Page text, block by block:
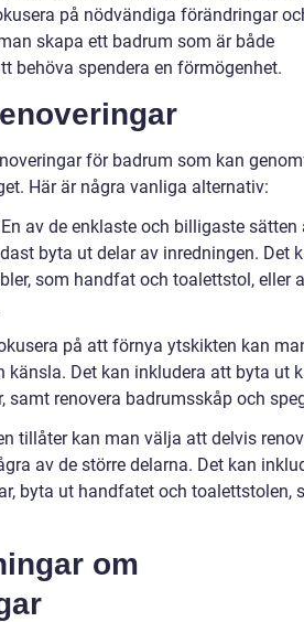
på nödvändiga förändringar
skapa ett badrum som är både
behöva spendera en förmögenhet.
för badrum som kan
Här är några vanliga alternativ:
av de enklaste och billigaste sätten
byta ut delar av inredningen. Det
som handfat och toalettstol, eller
på att förnya ytskikten kan
Det kan inkludera att byta ut
samt renovera badrumsskåp och
tillåter kan man välja att delvis
av de större delarna. Det kan
byta ut handfatet och toalettstolen,
om